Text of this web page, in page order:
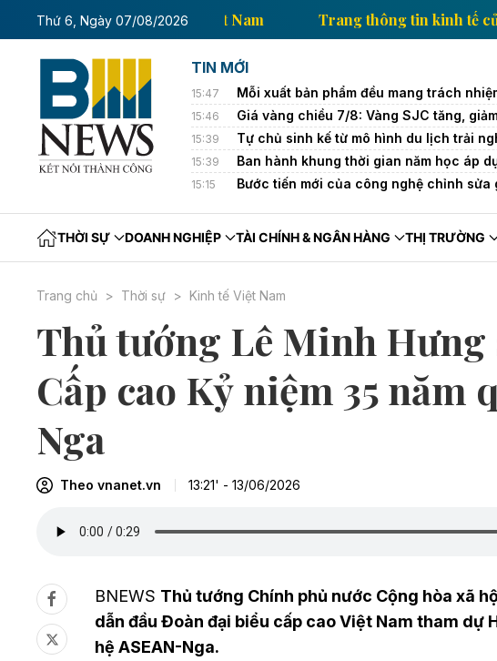
Thứ 6, Ngày 07/08/2026
thông tin kinh tế của Thông tấn xã Việt Nam Trang thông tin
TIN MỚI
15:47 Mỗi xuất bản phẩm đều mang trách
15:46 Giá vàng chiều 7/8: Vàng SJC tăng,
15:39 Tự chủ sinh kế từ mô hình du lịch trải
15:39 Ban hành khung thời gian năm học áp
15:15 Bước tiến mới của công nghệ chỉnh sửa
THỜI SỰ DOANH NGHIỆP TÀI CHÍNH & NGÂN HÀNG THỊ TRƯỜNG
Trang chủ Thời sự Kinh tế Việt Nam
Thủ tướng Lê Minh
Cấp cao Kỷ niệm 35 năm
Nga
Theo vnanet.vn 13:21' - 13/06/2026
BNEWS Thủ tướng Chính phủ nước Cộng hòa xã
dẫn đầu Đoàn đại biểu cấp cao Việt Nam tham dự
hệ ASEAN-Nga.